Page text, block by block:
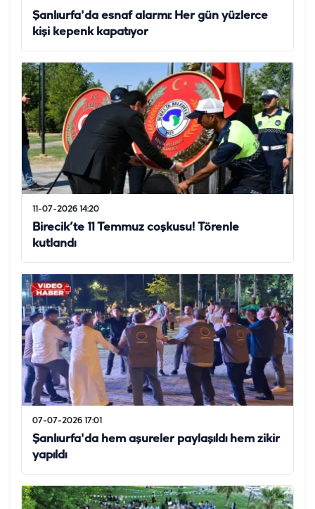
Şanlıurfa'da esnaf alarmı: Her gün yüzlerce
kişi kepenk kapatıyor
11-07-2026 14:20
Birecik’te 11 Temmuz coşkusu! Törenle
kutlandı
07-07-2026 17:01
Şanlıurfa'da hem aşureler paylaşıldı hem zikir
yapıldı